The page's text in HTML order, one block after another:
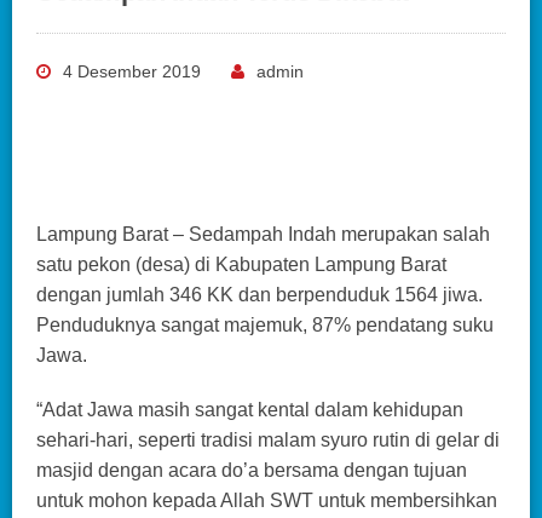
4 Desember 2019 admin
Lampung Barat – Sedampah Indah merupakan salah
satu pekon (desa) di Kabupaten Lampung Barat
dengan jumlah 346 KK dan berpenduduk 1564 jiwa.
Penduduknya sangat majemuk, 87% pendatang suku
Jawa.
“Adat Jawa masih sangat kental dalam kehidupan
sehari-hari, seperti tradisi malam syuro rutin di gelar di
masjid dengan acara do’a bersama dengan tujuan
untuk mohon kepada Allah SWT untuk membersihkan